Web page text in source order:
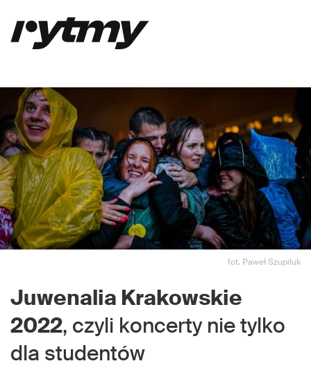
fot. Paweł Szupiluk
Juwenalia Krakowskie
2022, czyli koncerty nie tylko
dla studentów